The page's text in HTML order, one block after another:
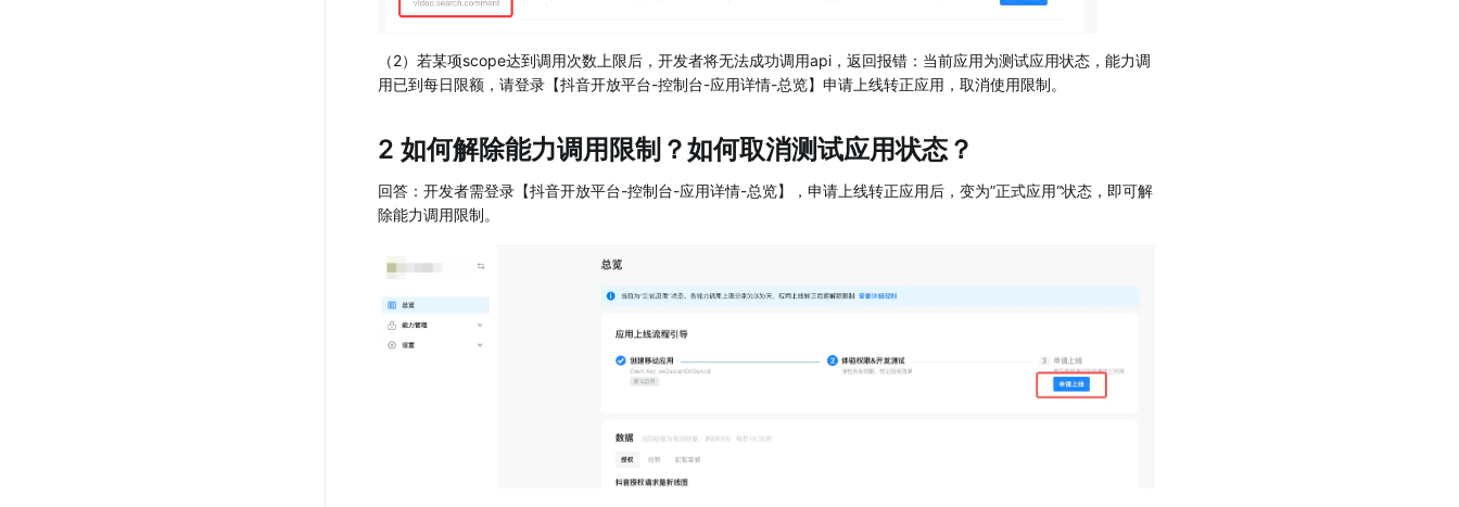
（2）若某项scope达到调用次数上限后，开发者将无法成功调用api，返回报错：当前应用为测试应用状态，能力调
用已到每日限额，请登录【抖音开放平台-控制台-应用详情-总览】申请上线转正应用，取消使用限制。
2 如何解除能力调用限制？如何取消测试应用状态？
回答：开发者需登录【抖音开放平台-控制台-应用详情-总览】，申请上线转正应用后，变为”正式应用“状态，即可解
除能力调用限制。